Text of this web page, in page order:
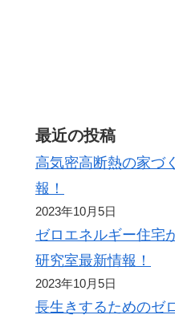
最近の投稿
高気密高断熱の家づ
報！
2023年10月5日
ゼロエネルギー住宅
研究室最新情報！
2023年10月5日
長生きするためのゼ